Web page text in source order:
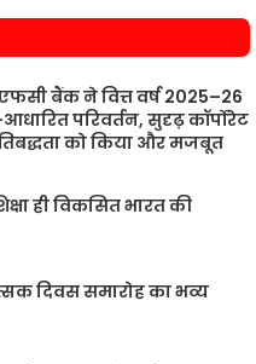
बैंक ने वित्त वर्ष 2025–26
परिवर्तन, सुदृढ़ कॉर्पोरेट
को किया और मजबूत
ही विकसित भारत की
दिवस समारोह का भव्य